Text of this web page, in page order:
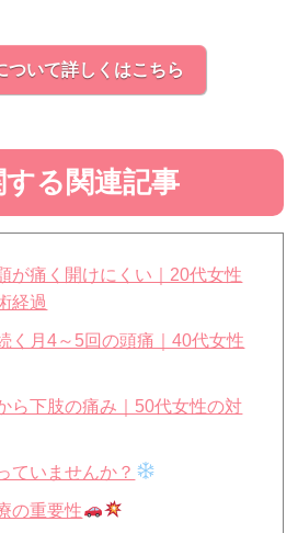
ついて詳しくはこちら
る関連記事
が痛く開けにくい｜20代女性
経過
く月4～5回の頭痛｜40代女性
ら下肢の痛み｜50代女性の対
ていませんか？
の重要性